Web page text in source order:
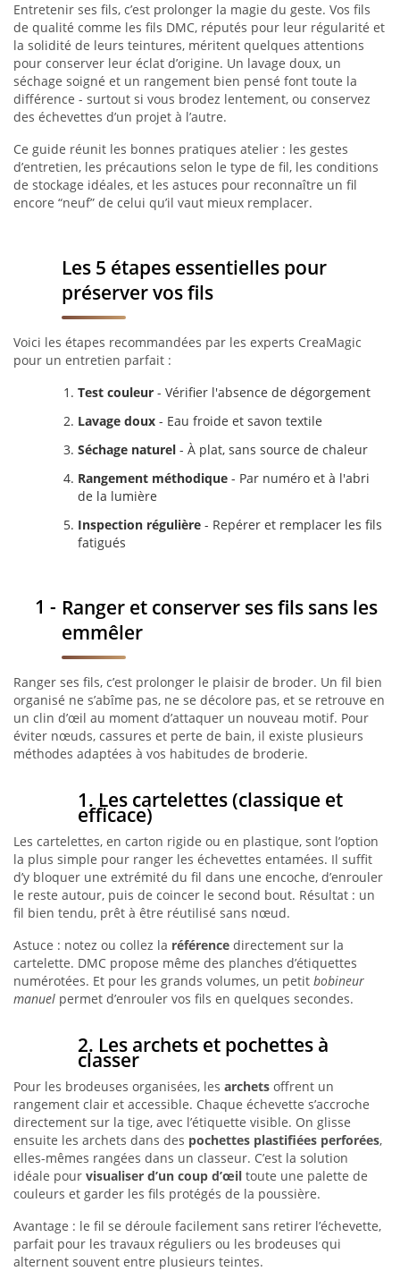
Entretenir ses fils, c’est prolonger la magie du geste. Vos fils
de qualité comme les fils DMC, réputés pour leur régularité et
la solidité de leurs teintures, méritent quelques attentions
pour conserver leur éclat d’origine. Un lavage doux, un
séchage soigné et un rangement bien pensé font toute la
différence - surtout si vous brodez lentement, ou conservez
des échevettes d’un projet à l’autre.
Ce guide réunit les bonnes pratiques atelier : les gestes
d’entretien, les précautions selon le type de fil, les conditions
de stockage idéales, et les astuces pour reconnaître un fil
encore “neuf” de celui qu’il vaut mieux remplacer.
Les 5 étapes essentielles pour
préserver vos fils
Voici les étapes recommandées par les experts CreaMagic
pour un entretien parfait :
Test couleur - Vérifier l'absence de dégorgement
Lavage doux - Eau froide et savon textile
Séchage naturel - À plat, sans source de chaleur
Rangement méthodique - Par numéro et à l'abri
de la lumière
Inspection régulière - Repérer et remplacer les fils
fatigués
Ranger et conserver ses fils sans les
emmêler
Ranger ses fils, c’est prolonger le plaisir de broder. Un fil bien
organisé ne s’abîme pas, ne se décolore pas, et se retrouve en
un clin d’œil au moment d’attaquer un nouveau motif. Pour
éviter nœuds, cassures et perte de bain, il existe plusieurs
méthodes adaptées à vos habitudes de broderie.
1. Les cartelettes (classique et
efficace)
Les cartelettes, en carton rigide ou en plastique, sont l’option
la plus simple pour ranger les échevettes entamées. Il suffit
d’y bloquer une extrémité du fil dans une encoche, d’enrouler
le reste autour, puis de coincer le second bout. Résultat : un
fil bien tendu, prêt à être réutilisé sans nœud.
Astuce : notez ou collez la référence directement sur la
cartelette. DMC propose même des planches d’étiquettes
numérotées. Et pour les grands volumes, un petit bobineur
manuel permet d’enrouler vos fils en quelques secondes.
2. Les archets et pochettes à
classer
Pour les brodeuses organisées, les archets offrent un
rangement clair et accessible. Chaque échevette s’accroche
directement sur la tige, avec l’étiquette visible. On glisse
ensuite les archets dans des pochettes plastifiées perforées,
elles-mêmes rangées dans un classeur. C’est la solution
idéale pour visualiser d’un coup d’œil toute une palette de
couleurs et garder les fils protégés de la poussière.
Avantage : le fil se déroule facilement sans retirer l’échevette,
parfait pour les travaux réguliers ou les brodeuses qui
alternent souvent entre plusieurs teintes.